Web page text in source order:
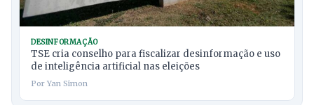
DESINFORMAÇÃO
TSE cria conselho para fiscalizar desinformação e uso
de inteligência artificial nas eleições
Por Yan Simon